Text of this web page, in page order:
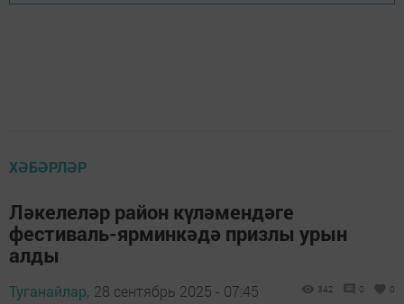
ХӘБӘРЛӘР
Ләкелеләр район күләмендәге
фестиваль-ярминкәдә призлы урын
алды
Туганайлар, 28 сентябрь 2025 - 07:45 342 0 0